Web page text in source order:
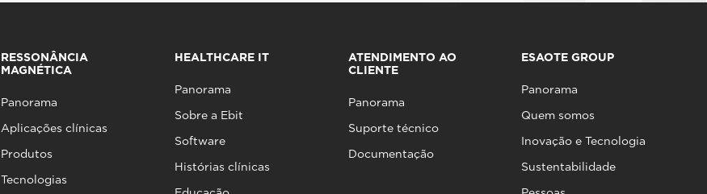
RESSONÂNCIA
MAGNÉTICA
Panorama
Aplicações clínicas
Produtos
Tecnologias
HEALTHCARE IT
Panorama
Sobre a Ebit
Software
Histórias clínicas
ATENDIMENTO AO
CLIENTE
Panorama
Suporte técnico
Documentação
ESAOTE GROUP
Panorama
Quem somos
Inovação e Tecnologia
Sustentabilidade